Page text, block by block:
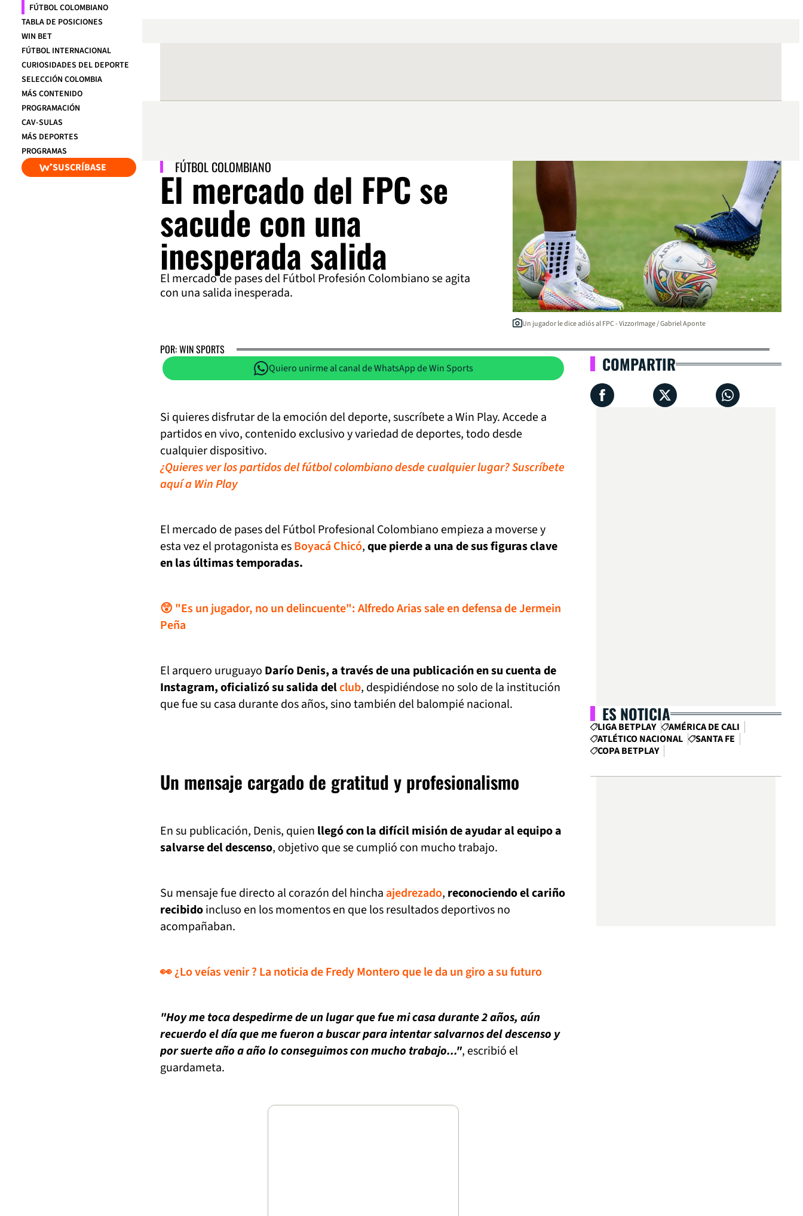
FÚTBOL COLOMBIANO
TABLA DE POSICIONES
WIN BET
FÚTBOL INTERNACIONAL
CURIOSIDADES DEL DEPORTE
SELECCIÓN COLOMBIA
MÁS CONTENIDO
PROGRAMACIÓN
CAV-SULAS
MÁS DEPORTES
PROGRAMAS
SUSCRÍBASE FÚTBOL COLOMBIANO
El mercado del FPC se
sacude con una
inesperada salida
El mercado de pases del Fútbol Profesión Colombiano se agita
con una salida inesperada.
Un jugador le dice adiós al FPC - VizzorImage / Gabriel Aponte
POR: WIN SPORTS
Quiero unirme al canal de WhatsApp de Win Sports
Si quieres disfrutar de la emoción del deporte, suscríbete a Win Play. Accede a
partidos en vivo, contenido exclusivo y variedad de deportes, todo desde
cualquier dispositivo.
¿Quieres ver los partidos del fútbol colombiano desde cualquier lugar? Suscríbete
aquí a Win Play
El mercado de pases del Fútbol Profesional Colombiano empieza a moverse y
esta vez el protagonista esBoyacá Chicó,que pierde a una de sus figuras clave
en las últimas temporadas.
😲 "Es un jugador, no un delincuente": Alfredo Arias sale en defensa de Jermein
Peña
El arquero uruguayo Darío Denis, a través de una publicación en su cuenta de
Instagram, oficializó su salida delclub, despidiéndose no solo de la institución
que fue su casa durante dos años, sino también del balompié nacional.
Un mensaje cargado de gratitud y profesionalismo
En su publicación, Denis, quien llegó con la difícil misión de ayudar al equipo a
salvarse del descenso, objetivo que se cumplió con mucho trabajo.
Su mensaje fue directo al corazón del hincha ajedrezado, reconociendo el cariño
recibidoincluso en los momentos en que los resultados deportivos no
acompañaban.
👀 ¿Lo veías venir ? La noticia de Fredy Montero que le da un giro a su futuro
"Hoy me toca despedirme de un lugar que fue mi casa durante 2 años, aún
recuerdo el día que me fueron a buscar para intentar salvarnos del descenso y
por suerte año a año lo conseguimos con mucho trabajo...", escribió el
guardameta.
COMPARTIR
ES NOTICIA
LIGA BETPLAY
AMÉRICA DE CALI
ATLÉTICO NACIONAL
SANTA FE
COPA BETPLAY